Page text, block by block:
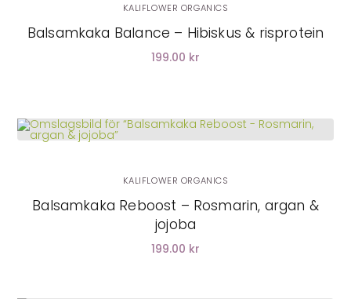
KALIFLOWER ORGANICS
Balsamkaka Balance – Hibiskus & risprotein
199.00 kr
KALIFLOWER ORGANICS
Balsamkaka Reboost – Rosmarin, argan &
jojoba
199.00 kr